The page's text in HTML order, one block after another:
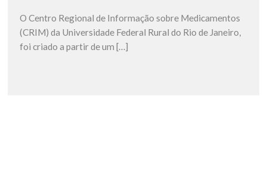
O Centro Regional de Informação sobre Medicamentos
(CRIM) da Universidade Federal Rural do Rio de Janeiro,
foi criado a partir de um […]